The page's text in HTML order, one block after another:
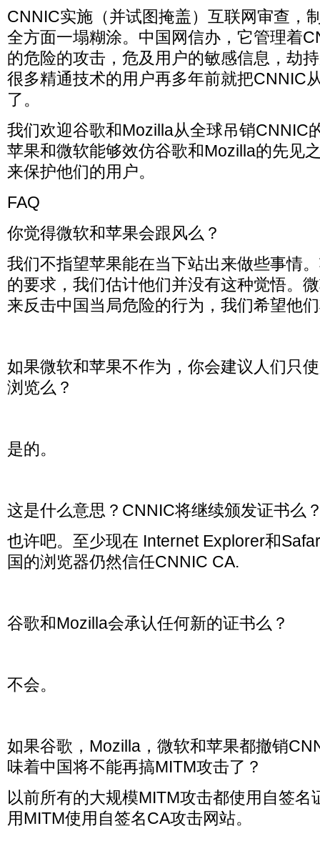
CNNIC实施（并试图掩盖）互联网审查，
全方面一塌糊涂。中国网信办，它管理着
的危险的攻击，危及用户的敏感信息，劫
很多精通技术的用户再多年前就把CNNIC
了。
我们欢迎谷歌和Mozilla从全球吊销CNNIC
苹果和微软能够效仿谷歌和Mozilla的先见
来保护他们的用户。
FAQ
你觉得微软和苹果会跟风么？
我们不指望苹果能在当下站出来做些事情
的要求，我们估计他们并没有这种觉悟。
来反击中国当局危险的行为，我们希望他
如果微软和苹果不作为，你会建议人们只
浏览么？
是的。
这是什么意思？CNNIC将继续颁发证书么
也许吧。至少现在 Internet Explorer和
国的浏览器仍然信任CNNIC CA.
谷歌和Mozilla会承认任何新的证书么？
不会。
如果谷歌，Mozilla，微软和苹果都撤销
味着中国将不能再搞MITM攻击了？
以前所有的大规模MITM攻击都使用自签名
用MITM使用自签名CA攻击网站。